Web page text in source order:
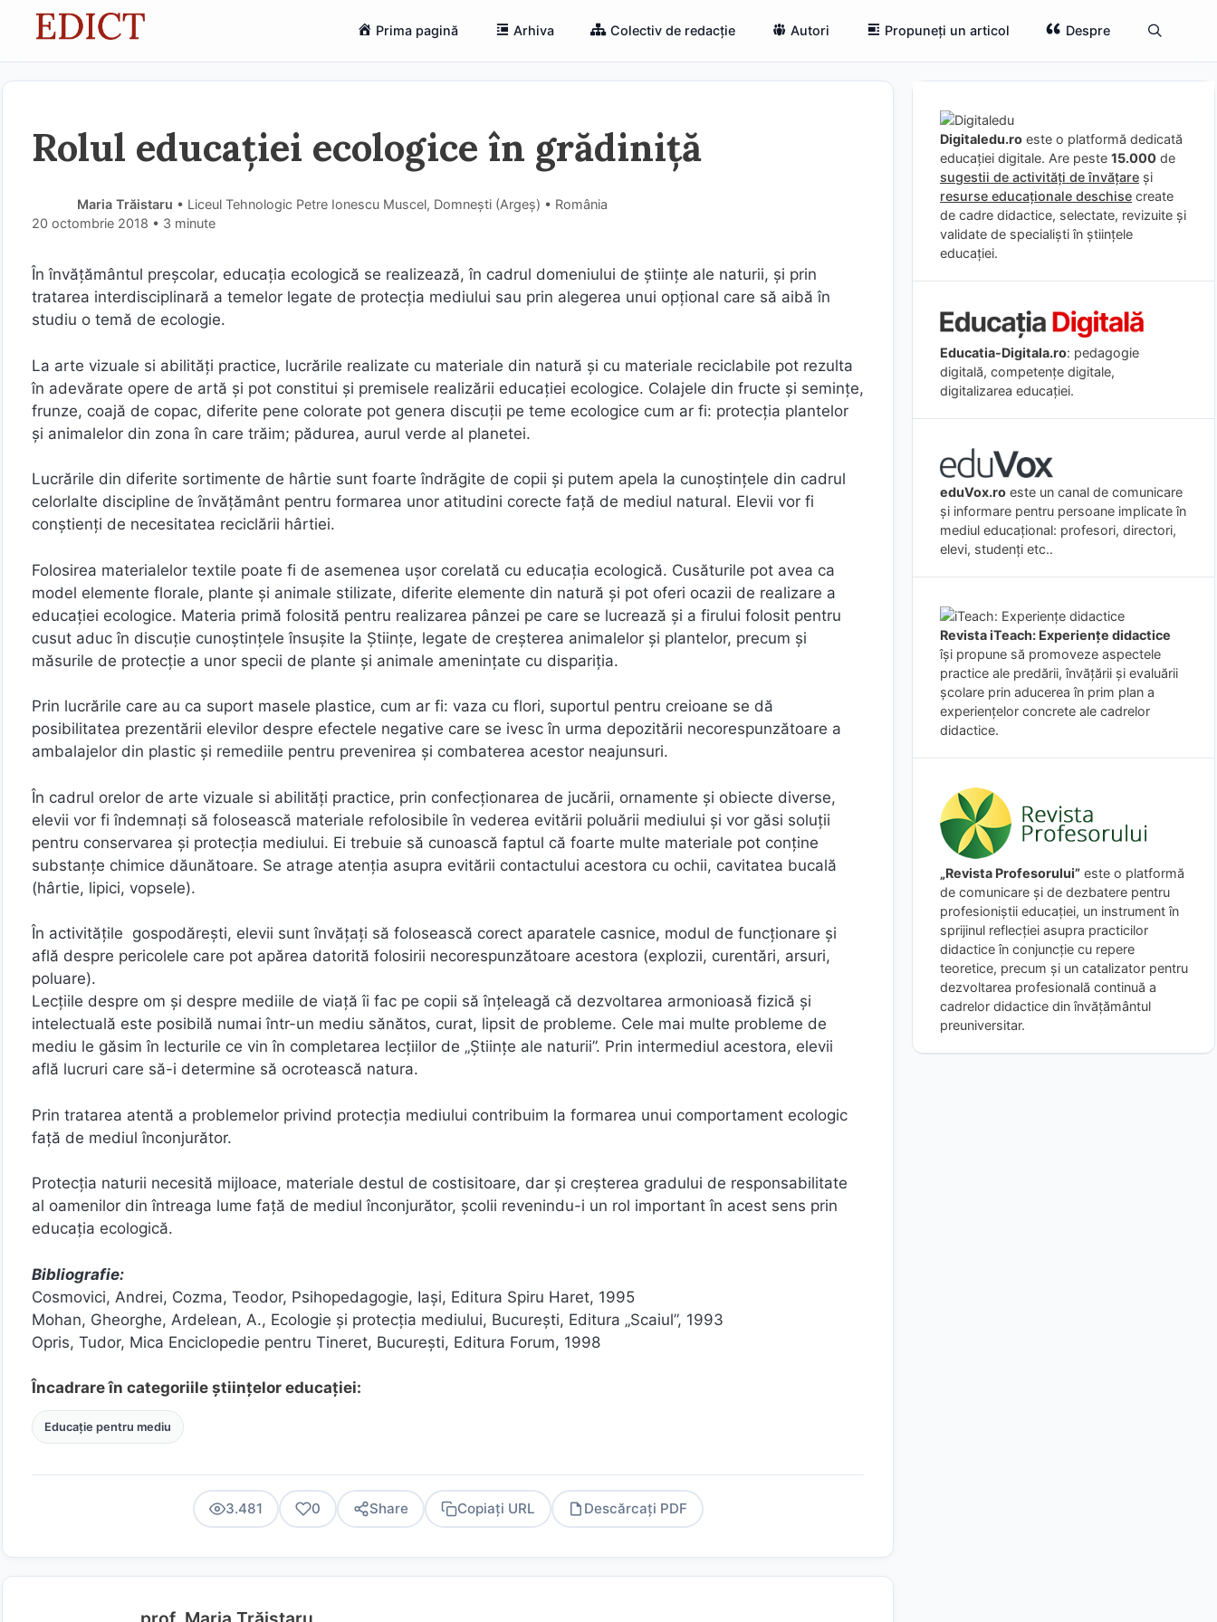
Prima pagină Arhiva Colectiv de redacție Autori Propuneți un articol Despre
Rolul educației ecologice în grădiniță
Maria Trăistaru • Liceul Tehnologic Petre Ionescu Muscel, Domnești (Argeş) • România
20 octombrie 2018 • 3 minute
În învăţământul preșcolar, educaţia ecologică se realizează, în cadrul domeniului de ştiinţe ale naturii, şi prin
tratarea interdisciplinară a temelor legate de protecţia mediului sau prin alegerea unui opţional care să aibă în
studiu o temă de ecologie.
La arte vizuale si abilităţi practice, lucrările realizate cu materiale din natură şi cu materiale reciclabile pot rezulta
în adevărate opere de artă şi pot constitui şi premisele realizării educaţiei ecologice. Colajele din fructe şi seminţe,
frunze, coajă de copac, diferite pene colorate pot genera discuţii pe teme ecologice cum ar fi: protecţia plantelor
şi animalelor din zona în care trăim; pădurea, aurul verde al planetei.
Lucrările din diferite sortimente de hârtie sunt foarte îndrăgite de copii şi putem apela la cunoştinţele din cadrul
celorlalte discipline de învăţământ pentru formarea unor atitudini corecte faţă de mediul natural. Elevii vor fi
conştienţi de necesitatea reciclării hârtiei.
Folosirea materialelor textile poate fi de asemenea uşor corelată cu educaţia ecologică. Cusăturile pot avea ca
model elemente florale, plante şi animale stilizate, diferite elemente din natură şi pot oferi ocazii de realizare a
educaţiei ecologice. Materia primă folosită pentru realizarea pânzei pe care se lucrează şi a firului folosit pentru
cusut aduc în discuţie cunoştinţele însuşite la Ştiinţe, legate de creşterea animalelor şi plantelor, precum şi
măsurile de protecţie a unor specii de plante şi animale ameninţate cu dispariţia.
Prin lucrările care au ca suport masele plastice, cum ar fi: vaza cu flori, suportul pentru creioane se dă
posibilitatea prezentării elevilor despre efectele negative care se ivesc în urma depozitării necorespunzătoare a
ambalajelor din plastic şi remediile pentru prevenirea şi combaterea acestor neajunsuri.
În cadrul orelor de arte vizuale si abilităţi practice, prin confecţionarea de jucării, ornamente şi obiecte diverse,
elevii vor fi îndemnaţi să folosească materiale refolosibile în vederea evitării poluării mediului şi vor găsi soluţii
pentru conservarea şi protecţia mediului. Ei trebuie să cunoască faptul că foarte multe materiale pot conţine
substanţe chimice dăunătoare. Se atrage atenţia asupra evitării contactului acestora cu ochii, cavitatea bucală
(hârtie, lipici, vopsele).
În activităţile gospodărești, elevii sunt învăţaţi să folosească corect aparatele casnice, modul de funcţionare şi
află despre pericolele care pot apărea datorită folosirii necorespunzătoare acestora (explozii, curentări, arsuri,
poluare).
Lecţiile despre om şi despre mediile de viaţă îi fac pe copii să înţeleagă că dezvoltarea armonioasă fizică şi
intelectuală este posibilă numai într-un mediu sănătos, curat, lipsit de probleme. Cele mai multe probleme de
mediu le găsim în lecturile ce vin în completarea lecţiilor de „Ştiinţe ale naturii”. Prin intermediul acestora, elevii
află lucruri care să-i determine să ocrotească natura.
Prin tratarea atentă a problemelor privind protecţia mediului contribuim la formarea unui comportament ecologic
faţă de mediul înconjurător.
Protecţia naturii necesită mijloace, materiale destul de costisitoare, dar şi creşterea gradului de responsabilitate
al oamenilor din întreaga lume faţă de mediul înconjurător, şcolii revenindu-i un rol important în acest sens prin
educaţia ecologică.
Bibliografie:
Cosmovici, Andrei, Cozma, Teodor, Psihopedagogie, Iaşi, Editura Spiru Haret, 1995
Mohan, Gheorghe, Ardelean, A., Ecologie şi protecţia mediului, Bucureşti, Editura „Scaiul”, 1993
Opris, Tudor, Mica Enciclopedie pentru Tineret, Bucureşti, Editura Forum, 1998
Încadrare în categoriile științelor educației:
Educație pentru mediu
3.481 0 Share Copiați URL Descărcați PDF
Digitaledu.ro este o platformă dedicată
educației digitale. Are peste 15.000 de
sugestii de activități de învățare și
resurse educaționale deschise create
de cadre didactice, selectate, revizuite și
validate de specialiști în științele
educației.
Educatia-Digitala.ro: pedagogie
digitală, competențe digitale,
digitalizarea educației.
eduVox.ro este un canal de comunicare
și informare pentru persoane implicate în
mediul educațional: profesori, directori,
elevi, studenți etc..
Revista iTeach: Experienţe didactice
îşi propune să promoveze aspectele
practice ale predării, învăţării şi evaluării
şcolare prin aducerea în prim plan a
experienţelor concrete ale cadrelor
didactice.
„Revista Profesorului” este o platformă
de comunicare și de dezbatere pentru
profesioniștii educației, un instrument în
sprijinul reflecției asupra practicilor
didactice în conjuncție cu repere
teoretice, precum și un catalizator pentru
dezvoltarea profesională continuă a
cadrelor didactice din învățământul
preuniversitar.